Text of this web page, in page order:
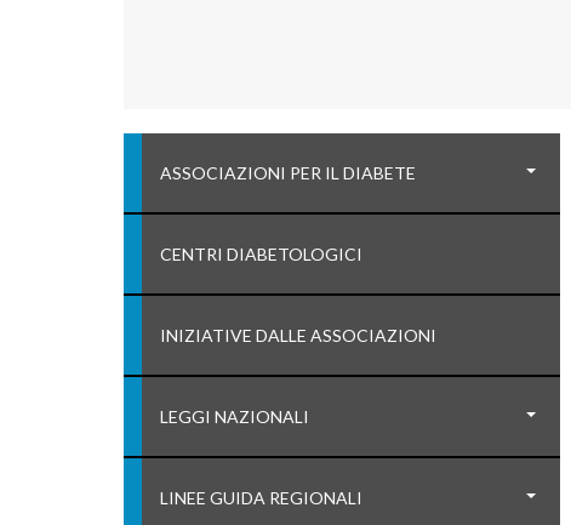
ASSOCIAZIONI PER IL DIABETE
CENTRI DIABETOLOGICI
INIZIATIVE DALLE ASSOCIAZIONI
LEGGI NAZIONALI
LINEE GUIDA REGIONALI